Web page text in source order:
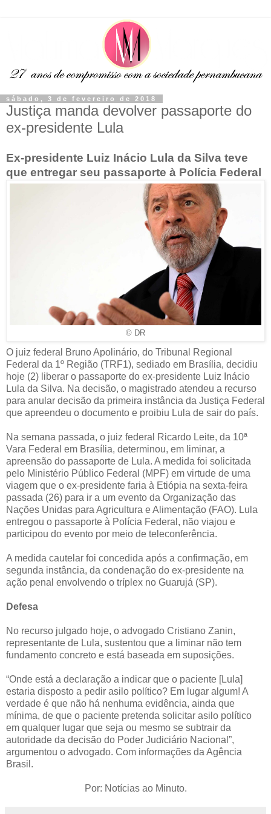
sábado, 3 de fevereiro de 2018
Justiça manda devolver passaporte do
ex-presidente Lula
Ex-presidente Luiz Inácio Lula da Silva teve
que entregar seu passaporte à Polícia Federal
© DR
O juiz federal Bruno Apolinário, do Tribunal Regional
Federal da 1º Região (TRF1), sediado em Brasília, decidiu
hoje (2) liberar o passaporte do ex-presidente Luiz Inácio
Lula da Silva. Na decisão, o magistrado atendeu a recurso
para anular decisão da primeira instância da Justiça Federal
que apreendeu o documento e proibiu Lula de sair do país.
Na semana passada, o juiz federal Ricardo Leite, da 10ª
Vara Federal em Brasília, determinou, em liminar, a
apreensão do passaporte de Lula. A medida foi solicitada
pelo Ministério Público Federal (MPF) em virtude de uma
viagem que o ex-presidente faria à Etiópia na sexta-feira
passada (26) para ir a um evento da Organização das
Nações Unidas para Agricultura e Alimentação (FAO). Lula
entregou o passaporte à Polícia Federal, não viajou e
participou do evento por meio de teleconferência.
A medida cautelar foi concedida após a confirmação, em
segunda instância, da condenação do ex-presidente na
ação penal envolvendo o tríplex no Guarujá (SP).
Defesa
No recurso julgado hoje, o advogado Cristiano Zanin,
representante de Lula, sustentou que a liminar não tem
fundamento concreto e está baseada em suposições.
“Onde está a declaração a indicar que o paciente [Lula]
estaria disposto a pedir asilo político? Em lugar algum! A
verdade é que não há nenhuma evidência, ainda que
mínima, de que o paciente pretenda solicitar asilo político
em qualquer lugar que seja ou mesmo se subtrair da
autoridade da decisão do Poder Judiciário Nacional”,
argumentou o advogado. Com informações da Agência
Brasil.
Por: Notícias ao Minuto.